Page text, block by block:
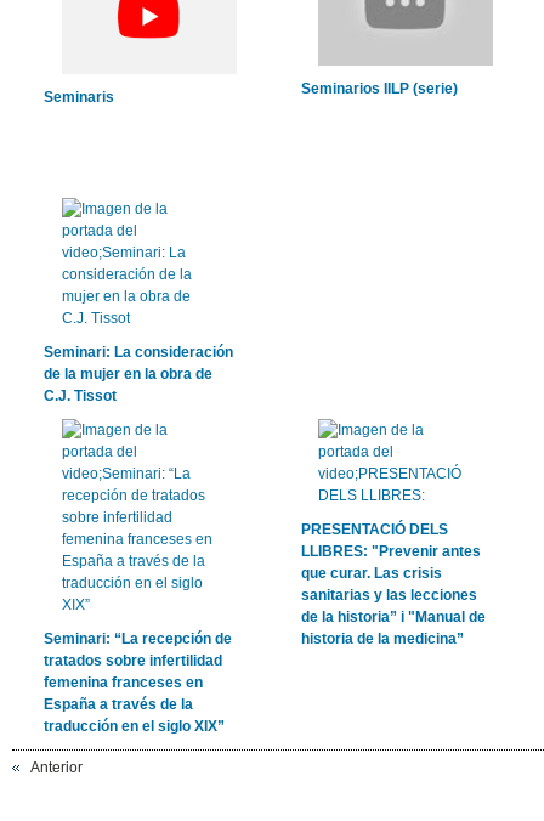
Seminaris
Seminarios IILP (serie)
Seminari: La consideración
de la mujer en la obra de
C.J. Tissot
Seminari: “La recepción de
tratados sobre infertilidad
femenina franceses en
España a través de la
traducción en el siglo XIX”
PRESENTACIÓ DELS
LLIBRES: "Prevenir antes
que curar. Las crisis
sanitarias y las lecciones
de la historia” i "Manual de
historia de la medicina”
Anterior